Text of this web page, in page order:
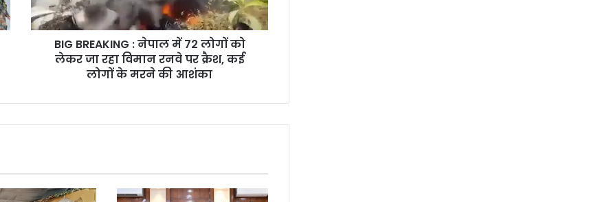
को
लेकर
मरने
की
BIG BREAKING : नेपाल में 72 लोगों को
लेकर जा रहा विमान रनवे पर क्रैश, कई
लोगों के मरने की आशंका